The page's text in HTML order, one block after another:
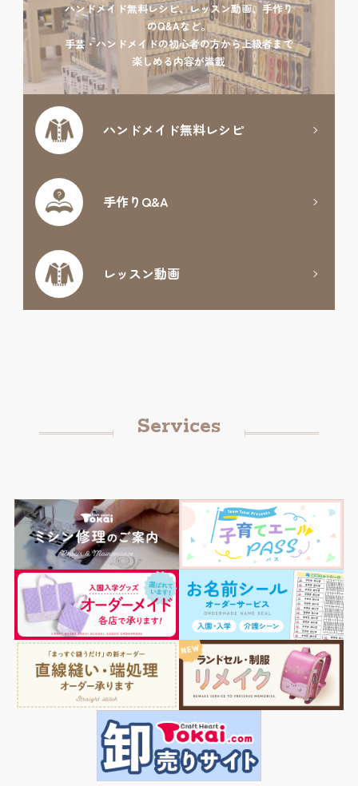
ハンドメイド無料レシピ、レッスン動画、手作り
のQ&Aなど。
手芸・ハンドメイドの初心者の方から上級者まで
楽しめる内容が満載
ハンドメイド無料レシピ
手作りQ&A
レッスン動画
Services